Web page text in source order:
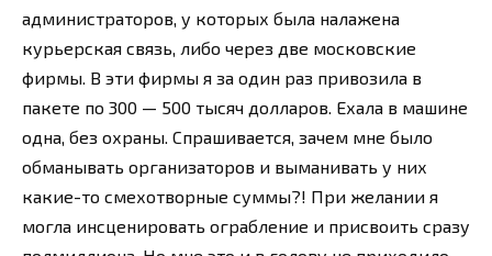
администраторов, у которых была налажена
курьерская связь, либо через две московские
фирмы. В эти фирмы я за один раз привозила в
пакете по 300 — 500 тысяч долларов. Ехала в машине
одна, без охраны. Спрашивается, зачем мне было
обманывать организаторов и выманивать у них
какие-то смехотворные суммы?! При желании я
могла инсценировать ограбление и присвоить сразу